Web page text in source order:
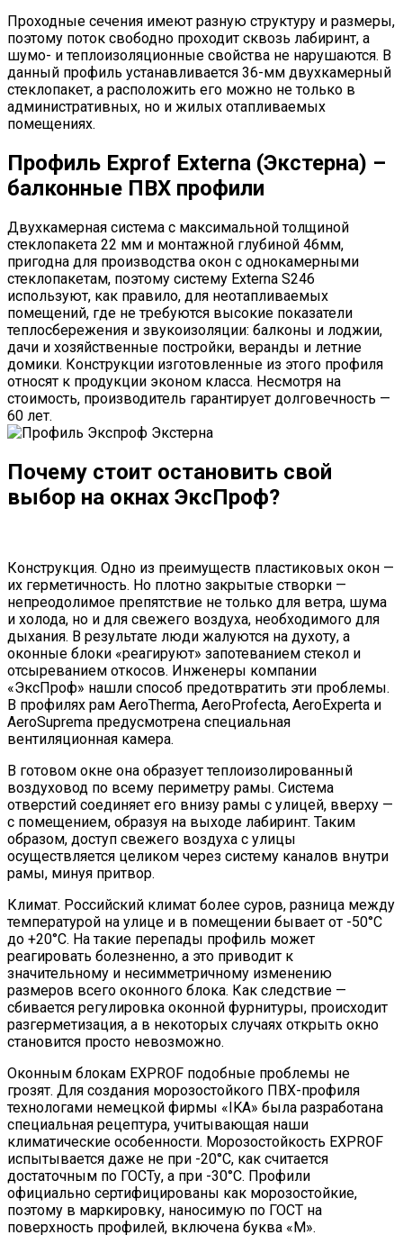
Проходные сечения имеют разную структуру и размеры,
поэтому поток свободно проходит сквозь лабиринт, а
шумо- и теплоизоляционные свойства не нарушаются. В
данный профиль устанавливается 36-мм двухкамерный
стеклопакет, а расположить его можно не только в
административных, но и жилых отапливаемых
помещениях.
Профиль Exprof Externa (Экстерна) –
балконные ПВХ профили
Двухкамерная система с максимальной толщиной
стеклопакета 22 мм и монтажной глубиной 46мм,
пригодна для производства окон с однокамерными
стеклопакетам, поэтому систему Externa S246
используют, как правило, для неотапливаемых
помещений, где не требуются высокие показатели
теплосбережения и звукоизоляции: балконы и лоджии,
дачи и хозяйственные постройки, веранды и летние
домики. Конструкции изготовленные из этого профиля
относят к продукции эконом класса. Несмотря на
стоимость, производитель гарантирует долговечность —
60 лет.
Почему стоит остановить свой
выбор на окнах ЭксПроф?
Конструкция. Одно из преимуществ пластиковых окон —
их герметичность. Но плотно закрытые створки —
непреодолимое препятствие не только для ветра, шума
и холода, но и для свежего воздуха, необходимого для
дыхания. В результате люди жалуются на духоту, а
оконные блоки «реагируют» запотеванием стекол и
отсыреванием откосов. Инженеры компании
«ЭксПроф» нашли способ предотвратить эти проблемы.
В профилях рам AeroTherma, AeroProfecta, AeroExperta и
AeroSuprema предусмотрена специальная
вентиляционная камера.
В готовом окне она образует теплоизолированный
воздуховод по всему периметру рамы. Система
отверстий соединяет его внизу рамы с улицей, вверху —
с помещением, образуя на выходе лабиринт. Таким
образом, доступ свежего воздуха с улицы
осуществляется целиком через систему каналов внутри
рамы, минуя притвор.
Климат. Российский климат более суров, разница между
температурой на улице и в помещении бывает от -50°С
до +20°С. На такие перепады профиль может
реагировать болезненно, а это приводит к
значительному и несимметричному изменению
размеров всего оконного блока. Как следствие —
сбивается регулировка оконной фурнитуры, происходит
разгерметизация, а в некоторых случаях открыть окно
становится просто невозможно.
Оконным блокам EXPROF подобные проблемы не
грозят. Для создания морозостойкого ПВХ-профиля
технологами немецкой фирмы «IKA» была разработана
специальная рецептура, учитывающая наши
климатические особенности. Морозостойкость EXPROF
испытывается даже не при -20°С, как считается
достаточным по ГОСТу, а при -30°С. Профили
официально сертифицированы как морозостойкие,
поэтому в маркировку, наносимую по ГОСТ на
поверхность профилей, включена буква «М».